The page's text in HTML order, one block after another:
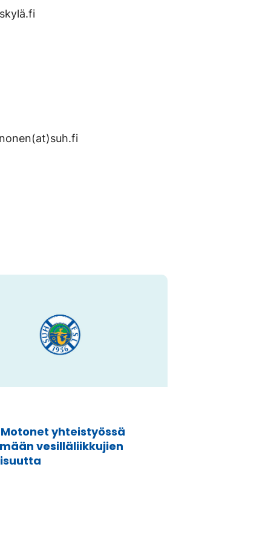
Motonet yhteistyössä
vesilläliikkujien